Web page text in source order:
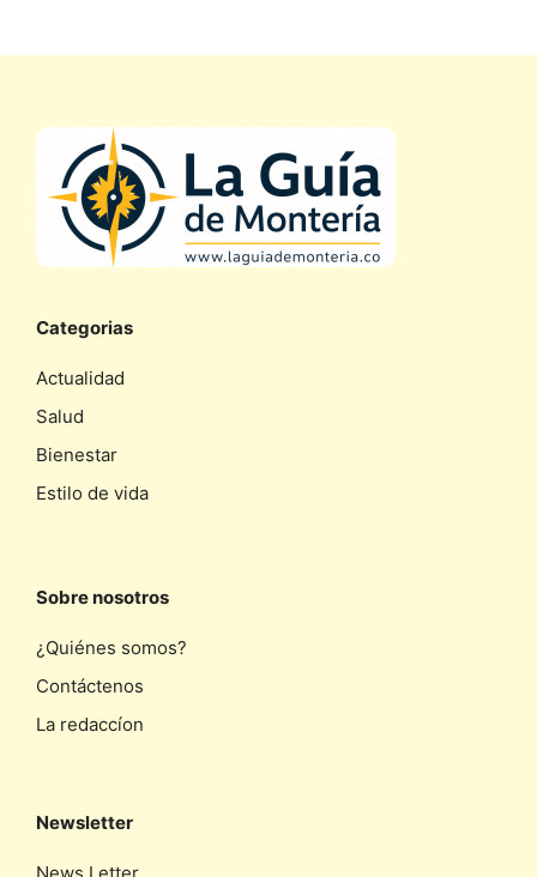
Categorias
Actualidad
Salud
Bienestar
Estilo de vida
Sobre nosotros
¿Quiénes somos?
Contáctenos
La redaccíon
Newsletter